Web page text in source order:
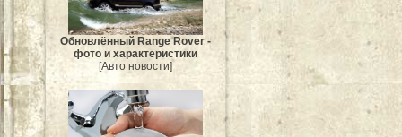
Обновлённый Range Rover -
фото и характеристики
[Авто новости]